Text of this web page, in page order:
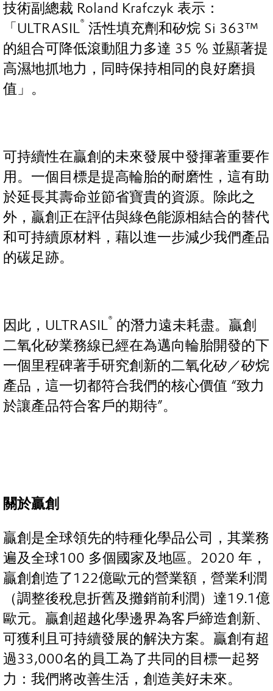
技術副總裁 Roland Krafczyk 表示：
「ULTRASIL® 活性填充劑和矽烷 Si 363™
的組合可降低滾動阻力多達 35 % 並顯著提
高濕地抓地力，同時保持相同的良好磨損
值」。
可持續性在贏創的未來發展中發揮著重要作
用。一個目標是提高輪胎的耐磨性，這有助
於延長其壽命並節省寶貴的資源。除此之
外，贏創正在評估與綠色能源相結合的替代
和可持續原材料，藉以進一步減少我們產品
的碳足跡。
因此，ULTRASIL® 的潛力遠未耗盡。贏創
二氧化矽業務線已經在為邁向輪胎開發的下
一個里程碑著手研究創新的二氧化矽／矽烷
產品，這一切都符合我們的核心價值 “致力
於讓產品符合客戶的期待”。
關於贏創
贏創是全球領先的特種化學品公司，其業務
遍及全球100 多個國家及地區。2020 年，
贏創創造了122億歐元的營業額，營業利潤
（調整後稅息折舊及攤銷前利潤）達19.1億
歐元。贏創超越化學邊界為客戶締造創新、
可獲利且可持續發展的解決方案。贏創有超
過33,000名的員工為了共同的目標一起努
力：我們將改善生活，創造美好未來。